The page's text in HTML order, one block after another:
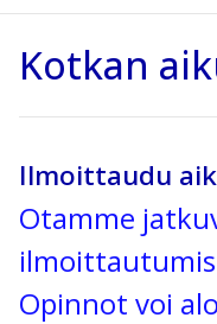
Kotkan
Ilmoittaudu
Otamme
Opinnot voi